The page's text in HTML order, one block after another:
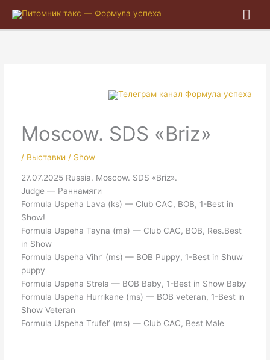
Moscow. SDS «Briz»
/ Выставки / Show
27.07.2025 Russia. Moscow. SDS «Briz».
Judge — Раннамяги
Formula Uspeha Lava (ks) — Club CAC, BOB, 1-Best in
Show!
Formula Uspeha Tayna (ms) — Club CAC, BOB, Res.Best
in Show
Formula Uspeha Vihr’ (ms) — BOB Puppy, 1-Best in Shuw
puppy
Formula Uspeha Strela — BOB Baby, 1-Best in Show Baby
Formula Uspeha Hurrikane (ms) — BOB veteran, 1-Best in
Show Veteran
Formula Uspeha Trufel’ (ms) — Club CAC, Best Male